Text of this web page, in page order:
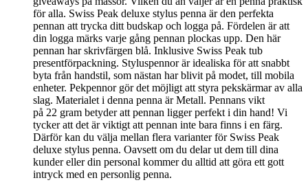
för alla. Swiss Peak deluxe stylus penna är den perfekta
pennan att trycka ditt budskap och logga på. Fördelen är att
din logga märks varje gång pennan plockas upp. Den här
pennan har skrivfärgen blå. Inklusive Swiss Peak tub
presentförpackning. Styluspennor är idealiska för att snabbt
byta från handstil, som nästan har blivit på modet, till mobila
enheter. Pekpennor gör det möjligt att styra pekskärmar av alla
slag. Materialet i denna penna är Metall. Pennans vikt
på 22 gram betyder att pennan ligger perfekt i din hand! Vi
tycker att det är viktigt att pennan inte bara finns i en färg.
Därför kan du välja mellan flera varianter för Swiss Peak
deluxe stylus penna. Oavsett om du delar ut dem till dina
kunder eller din personal kommer du alltid att göra ett gott
intryck med en personlig penna.